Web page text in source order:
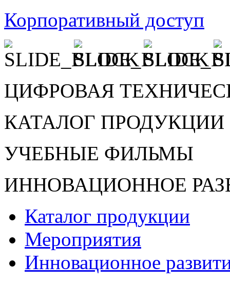
Корпоративный доступ
ЦИФРОВАЯ
КАТАЛОГ ПРОДУКЦИИ
УЧЕБНЫЕ ФИЛЬМЫ
ИННОВАЦИОННОЕ
Каталог продукции
Мероприятия
Инновационное